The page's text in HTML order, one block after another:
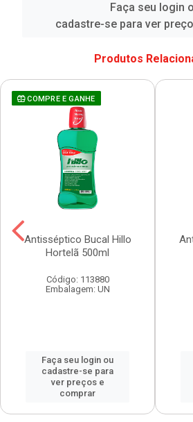
Faça seu login
cadastre-se para ver
Produtos
COMPRE E GANHE
Antisséptico Bucal Hillo
Hortelã 500ml
Código: 113880
Embalagem: UN
Faça seu login ou
cadastre-se para
ver preços e
comprar